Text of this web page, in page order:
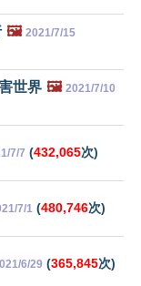
🖼️ 2021/7/15
世界 🖼️ 2021/7/10
7/7 (432,065次)
7/1 (480,746次)
6/29 (365,845次)